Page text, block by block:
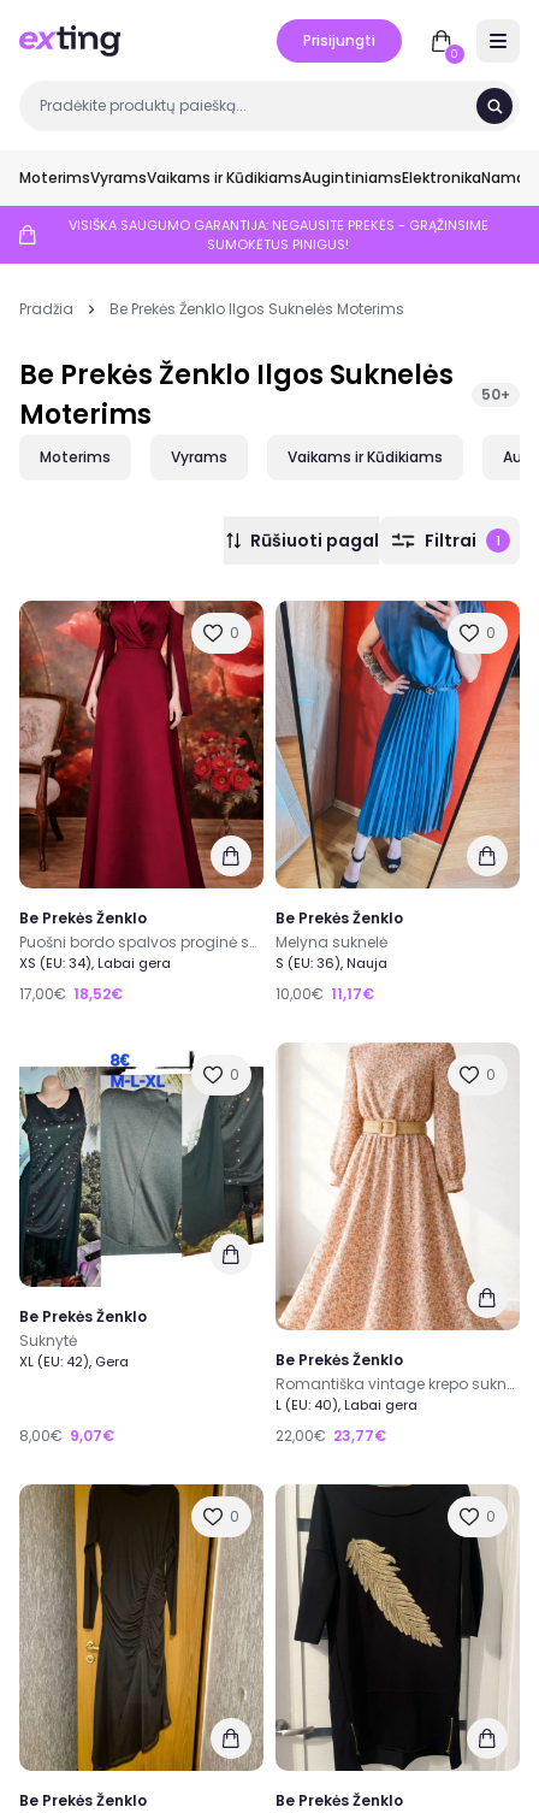
Prisijungti
0
MoterimsVyramsVaikams ir KūdikiamsAugintiniamsElektronikaNamai
VISIŠKA SAUGUMO GARANTIJA: NEGAUSITE PREKĖS - GRĄŽINSIME
SUMOKĖTUS PINIGUS!
Pradžia Be Prekės Ženklo Ilgos Suknelės Moterims
Be Prekės Ženklo Ilgos Suknelės
Moterims
50+
Moterims Vyrams Vaikams ir Kūdikiams
Rūšiuoti pagal Filtrai 1
0
Be Prekės Ženklo
Puošni bordo spalvos proginė suknelė
XS (EU: 34), Labai gera
17,00€ 18,52€
0
Be Prekės Ženklo
Melyna suknelė
S (EU: 36), Nauja
10,00€ 11,17€
0
Be Prekės Ženklo
Suknytė
XL (EU: 42), Gera
8,00€ 9,07€
0
Be Prekės Ženklo
Romantiška vintage krepo suknelė
L (EU: 40), Labai gera
22,00€ 23,77€
0
Be Prekės Ženklo
0
Be Prekės Ženklo